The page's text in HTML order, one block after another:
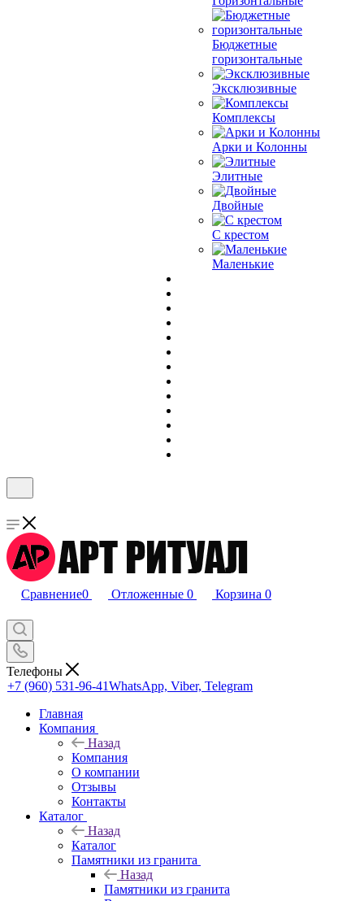
Бюджетные
горизонтальные
Эксклюзивные
Комплексы
Арки и Колонны
Элитные
Двойные
С крестом
Маленькие
Сравнение0 Отложенные 0 Корзина 0
Телефоны
+7 (960) 531-96-41WhatsApp, Viber, Telegram
Главная
Компания
Назад
Компания
О компании
Отзывы
Контакты
Каталог
Назад
Каталог
Памятники из гранита
Назад
Памятники из гранита